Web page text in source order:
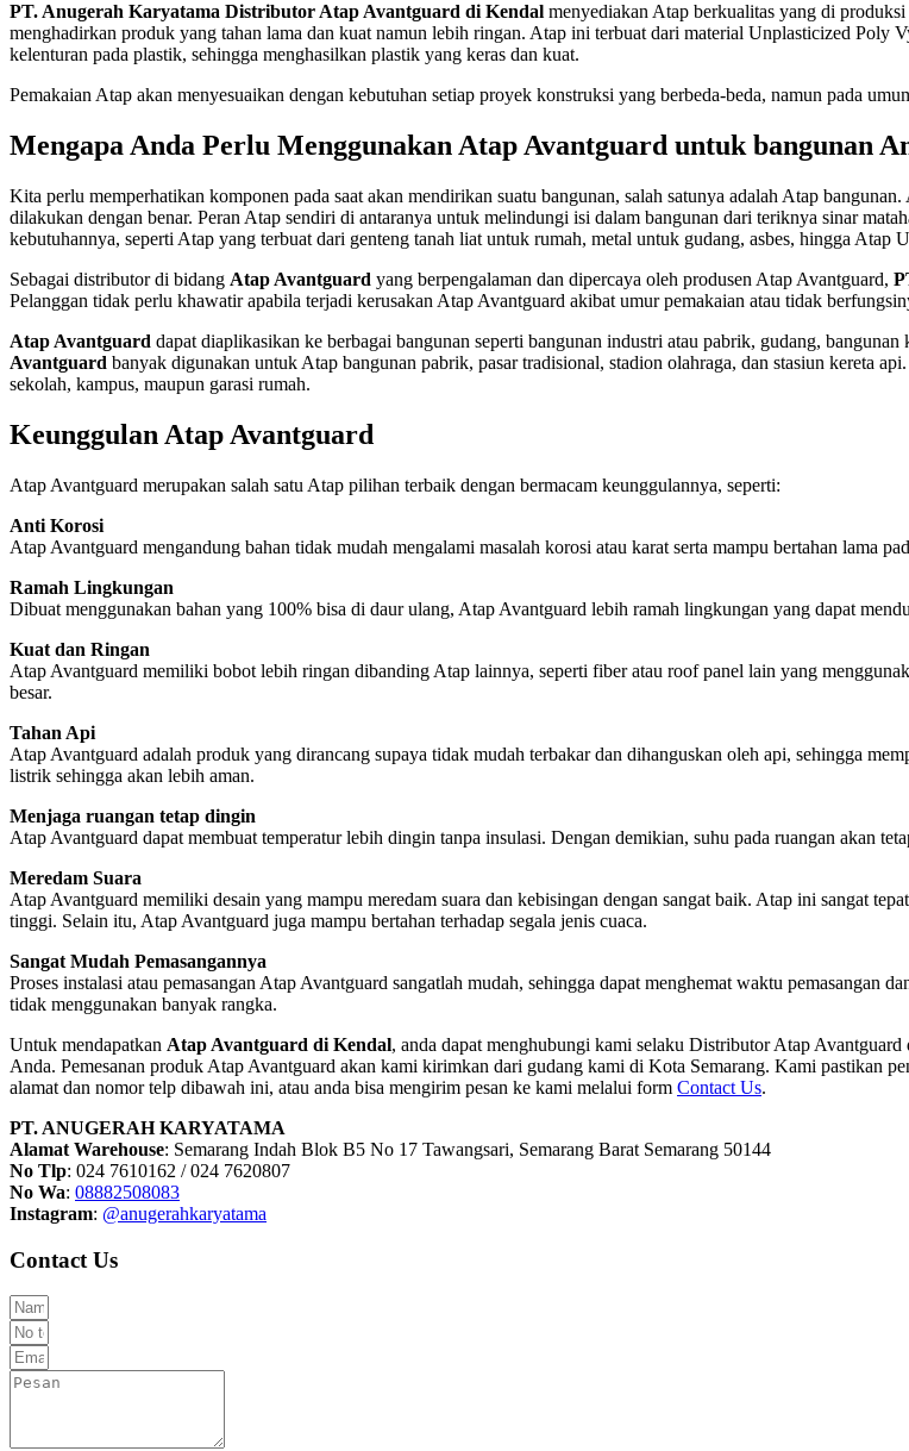
PT. Anugerah Karyatama Distributor Atap Avantguard di Kendal menyediakan Atap berkualitas yang di
menghadirkan produk yang tahan lama dan kuat namun lebih ringan. Atap ini terbuat dari material Unplasticized
kelenturan pada plastik, sehingga menghasilkan plastik yang keras dan kuat.
Pemakaian Atap akan menyesuaikan dengan kebutuhan setiap proyek konstruksi yang berbeda-beda, namun pada
Mengapa Anda Perlu Menggunakan Atap Avantguard untuk bangunan
Kita perlu memperhatikan komponen pada saat akan mendirikan suatu bangunan, salah satunya adalah Atap
dilakukan dengan benar. Peran Atap sendiri di antaranya untuk melindungi isi dalam bangunan dari teriknya sinar
kebutuhannya, seperti Atap yang terbuat dari genteng tanah liat untuk rumah, metal untuk gudang, asbes, hingga Atap
Sebagai distributor di bidang Atap Avantguard yang berpengalaman dan dipercaya oleh produsen Atap Avantguard,
Pelanggan tidak perlu khawatir apabila terjadi kerusakan Atap Avantguard akibat umur pemakaian atau tidak
Atap Avantguard dapat diaplikasikan ke berbagai bangunan seperti bangunan industri atau pabrik, gudang,
Avantguard banyak digunakan untuk Atap bangunan pabrik, pasar tradisional, stadion olahraga, dan stasiun kereta
sekolah, kampus, maupun garasi rumah.
Keunggulan Atap Avantguard
Atap Avantguard merupakan salah satu Atap pilihan terbaik dengan bermacam keunggulannya, seperti:
Anti Korosi
Atap Avantguard mengandung bahan tidak mudah mengalami masalah korosi atau karat serta mampu bertahan lama
Ramah Lingkungan
Dibuat menggunakan bahan yang 100% bisa di daur ulang, Atap Avantguard lebih ramah lingkungan yang dapat
Kuat dan Ringan
Atap Avantguard memiliki bobot lebih ringan dibanding Atap lainnya, seperti fiber atau roof panel lain yang
besar.
Tahan Api
Atap Avantguard adalah produk yang dirancang supaya tidak mudah terbakar dan dihanguskan oleh api, sehingga
listrik sehingga akan lebih aman.
Menjaga ruangan tetap dingin
Atap Avantguard dapat membuat temperatur lebih dingin tanpa insulasi. Dengan demikian, suhu pada ruangan akan
Meredam Suara
Atap Avantguard memiliki desain yang mampu meredam suara dan kebisingan dengan sangat baik. Atap ini sangat
tinggi. Selain itu, Atap Avantguard juga mampu bertahan terhadap segala jenis cuaca.
Sangat Mudah Pemasangannya
Proses instalasi atau pemasangan Atap Avantguard sangatlah mudah, sehingga dapat menghemat waktu pemasangan
tidak menggunakan banyak rangka.
Untuk mendapatkan Atap Avantguard di Kendal, anda dapat menghubungi kami selaku Distributor Atap
Anda. Pemesanan produk Atap Avantguard akan kami kirimkan dari gudang kami di Kota Semarang. Kami pastikan
alamat dan nomor telp dibawah ini, atau anda bisa mengirim pesan ke kami melalui form Contact Us.
PT. ANUGERAH KARYATAMA
Alamat Warehouse: Semarang Indah Blok B5 No 17 Tawangsari, Semarang Barat Semarang 50144
No Tlp: 024 7610162 / 024 7620807
No Wa: 08882508083
Instagram: @anugerahkaryatama
Contact Us